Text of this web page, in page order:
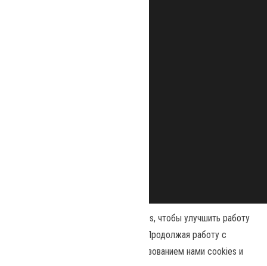
Наш сайт использует файлы cookies, чтобы улучшить работу
и повысить эффективность сайта. Продолжая работу с
сайтом, вы соглашаетесь с использованием нами cookies и